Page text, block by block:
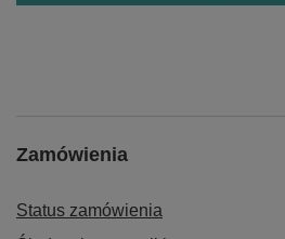
Zamówienia
Status zamówienia